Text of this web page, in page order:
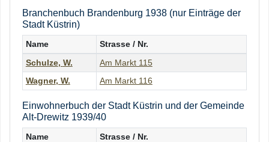
Branchenbuch Brandenburg 1938 (nur Einträge der
Stadt Küstrin)
Name
Strasse / Nr.
Schulze, W.
Am Markt 115
Wagner, W. Am Markt 116
Einwohnerbuch der Stadt Küstrin und der Gemeinde
Alt-Drewitz 1939/40
Name
Strasse / Nr.